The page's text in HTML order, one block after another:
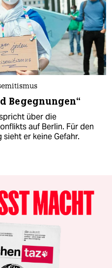
Begegnungen“
über die
auf Berlin. Für den
er keine Gefahr.